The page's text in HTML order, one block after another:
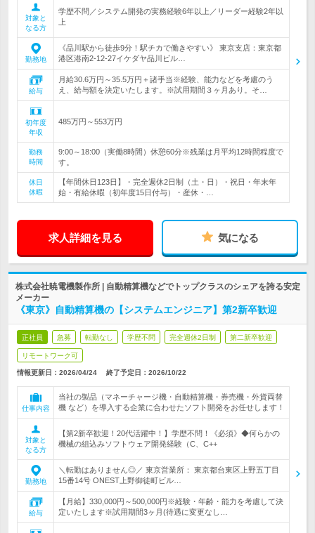
対象と
なる方
学歴不問／システム開発の実務経験6年以上／リーダー経験2年以
上
勤務地
《品川駅から徒歩9分！駅チカで働きやすい》 東京支店：東京都
港区港南2-12-27イケダヤ品川ビル…
給与
月給30.6万円～35.5万円＋諸手当※経験、能力などを考慮のう
え、給与額を決定いたします。※試用期間３ヶ月あり。そ…
初年度
年収
485万円～553万円
勤務
時間
9:00～18:00（実働8時間）休憩60分※残業は月平均12時間程度で
す。
休日
休暇
【年間休日123日】・完全週休2日制（土・日）・祝日・年末年
始・有給休暇（初年度15日付与）・産休・…
求人詳細を見る 気になる
株式会社暁電機製作所 | 自動精算機などでトップクラスのシェアを誇る安定
メーカー
《東京》自動精算機の【システムエンジニア】第2新卒歓迎
正社員 急募 転勤なし 学歴不問 完全週休2日制 第二新卒歓迎
リモートワーク可
情報更新日：2026/04/24 終了予定日： 2026/10/22
仕事内容
当社の製品（マネーチャージ機・自動精算機・券売機・外貨両替
機 など）を導入する企業に合わせたソフト開発をお任せします！
対象と
なる方
【第2新卒歓迎！20代活躍中！】学歴不問！《必須》◆何らかの
機械の組込みソフトウェア開発経験（C、C++
勤務地
＼転勤はありません◎／ 東京営業所： 東京都台東区上野五丁目
15番14号 ONEST上野御徒町ビル…
給与
【月給】330,000円～500,000円※経験・年齢・能力を考慮して決
定いたします※試用期間3ヶ月(待遇に変更なし…